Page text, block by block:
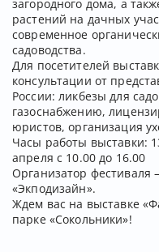
загородного дома, а
растений на дачных
современное
садоводства.
Для посетителей
консультации от
России: ликбезы для
газоснабжению,
юристов, организация
Часы работы выставки:
апреля с 10.00 до 16.00
Организатор фестиваля
«Экподизайн».
Ждем вас на выставке
парке «Сокольники»!